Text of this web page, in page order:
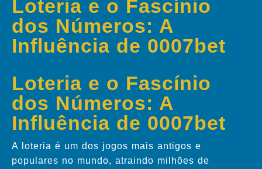
Loteria e o Fascínio
dos Números: A
Influência de 0007bet
Loteria e o Fascínio
dos Números: A
Influência de 0007bet
A loteria é um dos jogos mais antigos e
populares no mundo, atraindo milhões de